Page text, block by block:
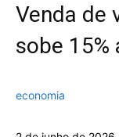
Venda de
sobe 15%
economia